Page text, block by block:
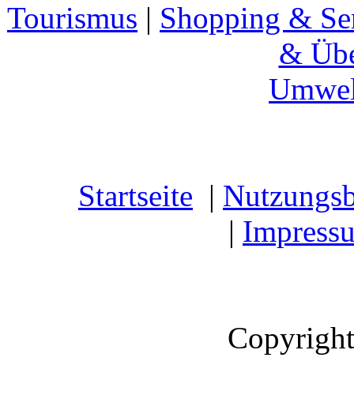
Tourismus | Shopping &
&
Startseite |
|